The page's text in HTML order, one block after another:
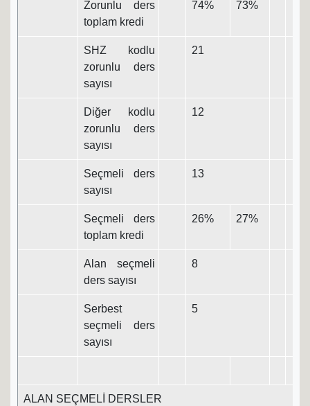
Zorunlu ders
toplam kredi
74% 73%
SHZ kodlu
zorunlu ders
sayısı
21
Diğer kodlu
zorunlu ders
sayısı
12
Seçmeli ders
sayısı
13
Seçmeli ders
toplam kredi
26% 27%
Alan seçmeli
ders sayısı
8
Serbest
seçmeli ders
sayısı
5
ALAN SEÇMELİ DERSLER